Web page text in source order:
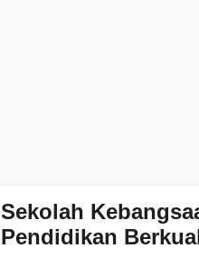
Sekolah
Pendidikan